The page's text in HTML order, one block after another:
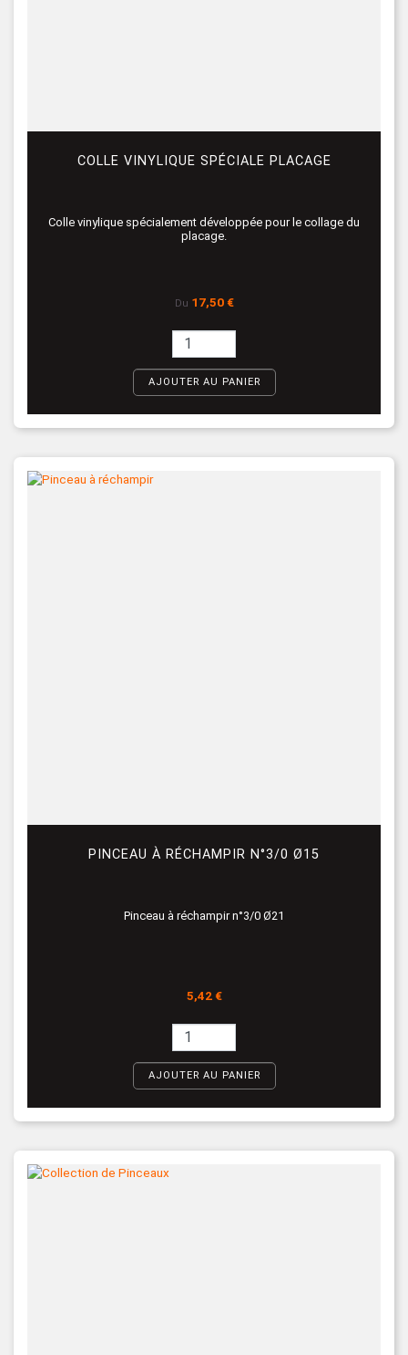
COLLE VINYLIQUE SPÉCIALE PLACAGE
Colle vinylique spécialement développée pour le collage du
placage.
Du Prix
17,50 €
AJOUTER AU PANIER
PINCEAU À RÉCHAMPIR N°3/0 Ø15
Pinceau à réchampir n°3/0 Ø21
Prix
5,42 €
AJOUTER AU PANIER